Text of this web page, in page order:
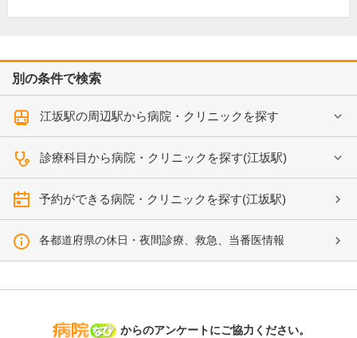
別の条件で検索
江坂駅の周辺駅から病院・クリニックを探す
診療科目から病院・クリニックを探す(江坂駅)
予約ができる病院・クリニックを探す(江坂駅)
各都道府県の休日・夜間診療、救急、当番医情報
病院なび
からのアンケートにご協力ください。